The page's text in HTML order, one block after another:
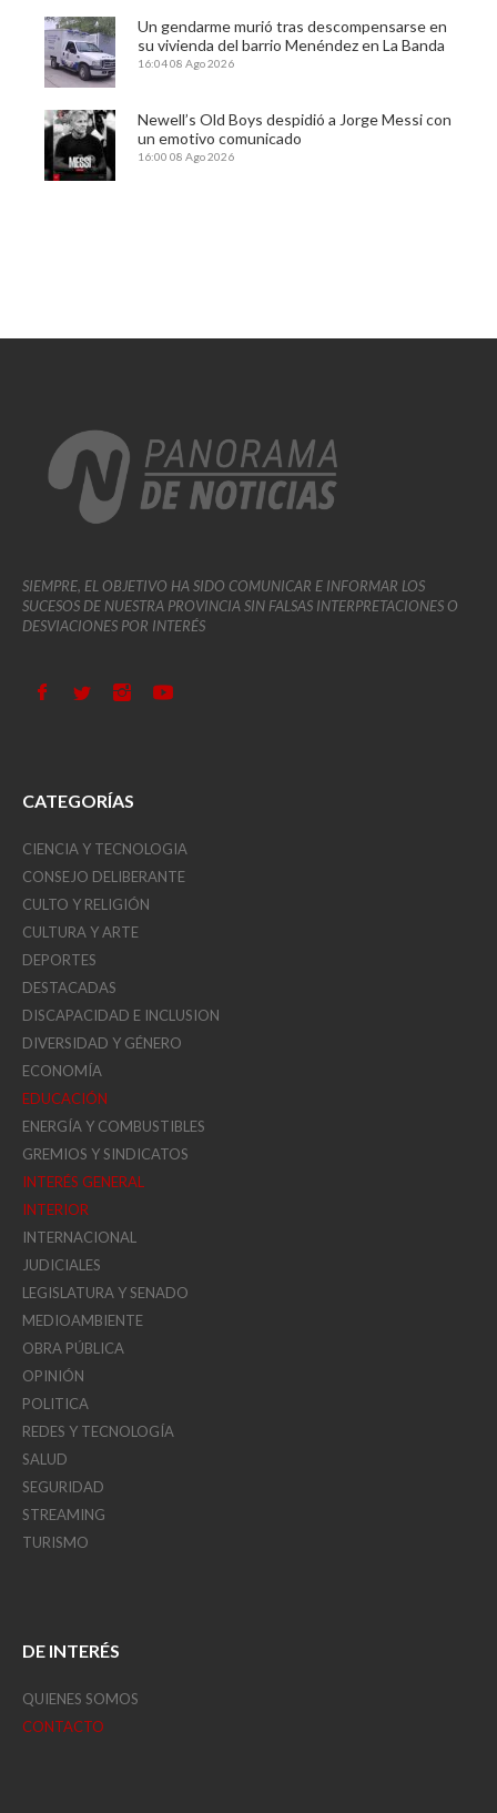
Un gendarme murió tras descompensarse en
su vivienda del barrio Menéndez en La Banda
16:0408 Ago 2026
Newell’s Old Boys despidió a Jorge Messi con
un emotivo comunicado
16:00 08 Ago 2026
SIEMPRE, EL OBJETIVO HA SIDO COMUNICAR E INFORMAR LOS
SUCESOS DE NUESTRA PROVINCIA SIN FALSAS INTERPRETACIONES O
DESVIACIONES POR INTERÉS
CATEGORÍAS
CIENCIA Y TECNOLOGIA
CONSEJO DELIBERANTE
CULTO Y RELIGIÓN
CULTURA Y ARTE
DEPORTES
DESTACADAS
DISCAPACIDAD E INCLUSION
DIVERSIDAD Y GÉNERO
ECONOMÍA
EDUCACIÓN
ENERGÍA Y COMBUSTIBLES
GREMIOS Y SINDICATOS
INTERÉS GENERAL
INTERIOR
INTERNACIONAL
JUDICIALES
LEGISLATURA Y SENADO
MEDIOAMBIENTE
OBRA PÚBLICA
OPINIÓN
POLITICA
REDES Y TECNOLOGÍA
SALUD
SEGURIDAD
STREAMING
TURISMO
DE INTERÉS
QUIENES SOMOS
CONTACTO